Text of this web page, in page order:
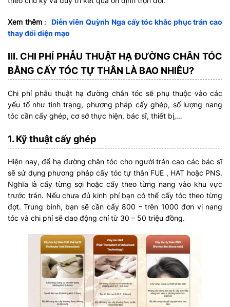
Xem thêm: Diễn viên Quỳnh Nga cấy tóc khắc phục trán cao
thay đổi diện mạo
III. CHI PHÍ PHẪU THUẬT HẠ ĐƯỜNG CHÂN TÓC
BẰNG CẤY TÓC TỰ THÂN LÀ BAO NHIÊU?
Chi phí phẫu thuật hạ đường chân tóc sẽ phụ thuộc vào các
yếu tố như tình trạng, phương pháp cấy ghép, số lượng nang
tóc cần cấy ghép, cơ sở thực hiện, bác sĩ, thiết bị,…
1. Kỹ thuật cấy ghép
Hiện nay, để hạ đường chân tóc cho người trán cao các bác sĩ
sẽ sử dụng phương pháp cấy tóc tự thân FUE , HAT hoặc PNS.
Nghĩa là cấy từng sợi hoặc cấy theo từng nang vào khu vực
trước trán. Nếu chưa đủ kinh phí bạn có thể cấy tóc theo từng
đợt. Trung bình, bạn sẽ cần cấy 800 – trên 1000 đơn vị nang
tóc và chi phí sẽ dao động chỉ từ 30 – 50 triệu đồng.